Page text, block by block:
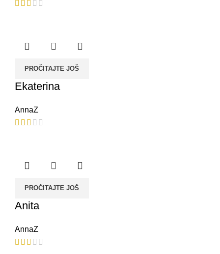
PROČITAJTE JOŠ
Ekaterina
AnnaZ
PROČITAJTE JOŠ
Anita
AnnaZ